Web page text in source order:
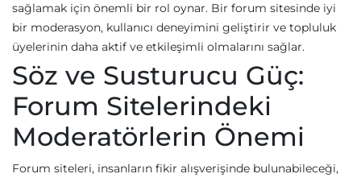
sağlamak için önemli bir rol oynar. Bir forum sitesinde iyi
bir moderasyon, kullanıcı deneyimini geliştirir ve topluluk
üyelerinin daha aktif ve etkileşimli olmalarını sağlar.
Söz ve Susturucu Güç:
Forum Sitelerindeki
Moderatörlerin Önemi
Forum siteleri, insanların fikir alışverişinde bulunabileceği,